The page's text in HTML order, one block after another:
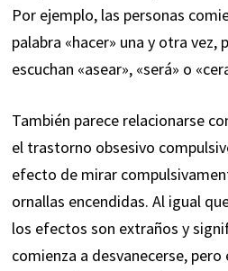
Por ejemplo, las personas
palabra «hacer» una y otra
escuchan «asear», «será» o
También parece relacionarse
el trastorno obsesivo
efecto de mirar
ornallas encendidas. Al igual
los efectos son extraños y
comienza a desvanecerse,